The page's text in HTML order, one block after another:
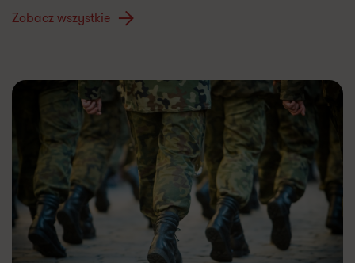
Zobacz wszystkie